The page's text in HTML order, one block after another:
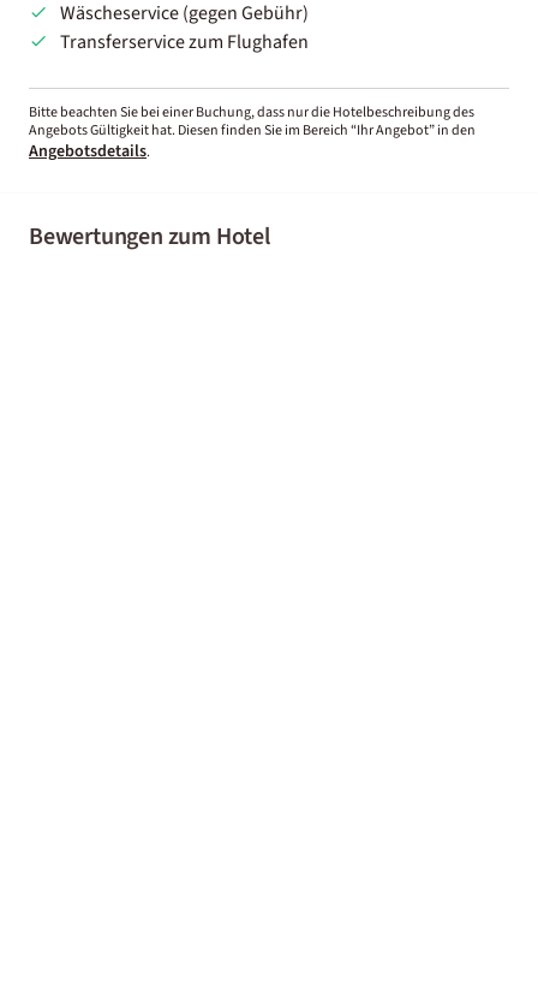
Wäscheservice (gegen Gebühr)
Transferservice zum Flughafen
Bitte beachten Sie bei einer Buchung, dass nur die Hotelbeschreibung des
Angebots Gültigkeit hat. Diesen finden Sie im Bereich “Ihr Angebot” in den
Angebotsdetails.
Bewertungen zum Hotel